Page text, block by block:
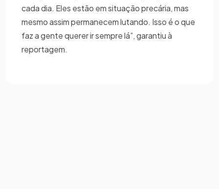
cada dia. Eles estão em situação precária, mas
mesmo assim permanecem lutando. Isso é o que
faz a gente querer ir sempre lá”, garantiu à
reportagem.